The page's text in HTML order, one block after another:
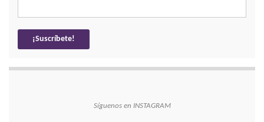
Síguenos en INSTAGRAM